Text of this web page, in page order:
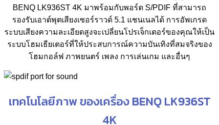
BENQ LK936ST 4K มาพร้อมกับพอร์ต S/PDIF ที่สามารถ
รองรับเอาต์พุตเสียงเซอร์ราวด์ 5.1 แชนเนลได้ การอัพเกรด
ระบบเสียงความละเอียดสูงจะเปลี่ยนโปรเจ็กเตอร์ของคุณให้เป็น
ระบบโฮมเธียเตอร์ที่ให้ประสบการณ์ความบันเทิงที่สมจริงของ
โฮมกอล์ฟ ภาพยนตร์ เพลง การเล่นเกม และอื่นๆ
เทคโนโลยีภาพ ของเครื่อง BENQ LK936ST
4K